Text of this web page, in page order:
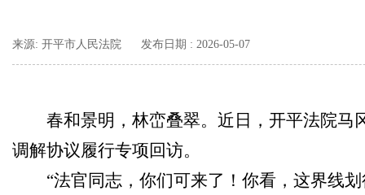
来源: 开平市人民法院 发布日期 : 2026-05-07
春和景明，林峦叠翠。近日，开平法院
调解协议履行专项回访。
“法官同志，你们可来了！你看，这界线